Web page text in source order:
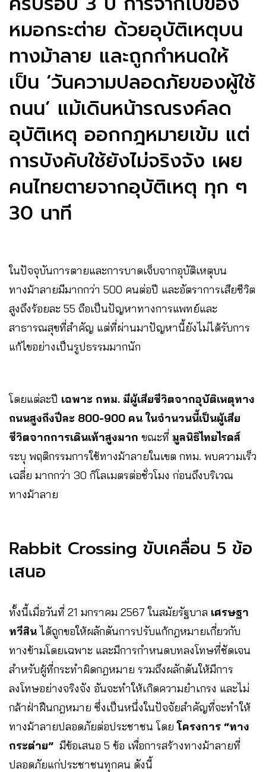
หมอกระต่าย ด้วยอุบัติเหตุบน
ทางม้าลาย และถูกกำหนดให้
เป็น ‘วันความปลอดภัยของผู้ใช้
ถนน’ แม้เดินหน้ารณรงค์ลด
อุบัติเหตุ ออกกฎหมายเข้ม แต่
การบังคับใช้ยังไม่จริงจัง เผย
คนไทยตายจากอุบัติเหตุ ทุก ๆ
30 นาที
ในปัจจุบันการตายและการบาดเจ็บจากอุบัติเหตุบน
ทางม้าลายมีมากกว่า 500 คนต่อปี และอัตราการเสียชีวิต
สูงถึงร้อยละ 55 ถือเป็นปัญหาทางการแพทย์และ
สาธารณสุขที่สำคัญ แต่ที่ผ่านมาปัญหานี้ยังไม่ได้รับการ
แก้ไขอย่างเป็นรูปธรรมมากนัก
โดยแต่ละปี เฉพาะ กทม. มีผู้เสียชีวิตจากอุบัติเหตุทาง
ถนนสูงถึงปีละ 800-900 คน ในจำนวนนี้เป็นผู้เสีย
ชีวิตจากการเดินเท้าสูงมาก ขณะที่ มูลนิธิไทยไรดส์
ระบุ พฤติกรรมการใช้ทางม้าลายในเขต กทม. พบความเร็ว
เฉลี่ย มากกว่า 30 กิโลเมตรต่อชั่วโมง ก่อนถึงบริเวณ
ทางม้าลาย
Rabbit Crossing ขับเคลื่อน 5 ข้อ
เสนอ
​ทั้งนี้เมื่อวันที่ 21 มกราคม 2567 ในสมัยรัฐบาล เศรษฐา
ทวีสินได้ถูกขอให้ผลักดันการปรับแก้กฎหมายเกี่ยวกับ
ทางข้ามโดยเฉพาะ และมีการกำหนดบทลงโทษที่ชัดเจน
สำหรับผู้ที่กระทำผิดกฎหมาย รวมถึงผลักดันให้มีการ
ลงโทษอย่างจริงจัง อันจะทำให้เกิดความยำเกรง และไม่
กล้าฝ่าฝืนกฎหมาย ซึ่งเป็นหนึ่งในปัจจัยสำคัญที่จะทำให้
ทางม้าลายปลอดภัยต่อประชาชน โดยโครงการ “ทาง
กระต่าย” มีข้อเสนอ 5 ข้อ เพื่อการสร้างทางม้าลายที่
ปลอดภัยแก่ประชาชนทุกคน ดังนี้